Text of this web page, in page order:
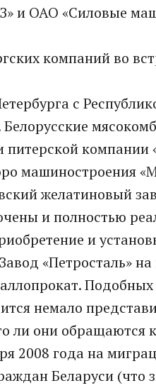
и ОАО «Силовые
компаний во
с
питерской компании
машиностроения
желатиновый
и полностью
и
«Петросталь»
немало
ли они обращаются
2008 года на
Беларуси (что